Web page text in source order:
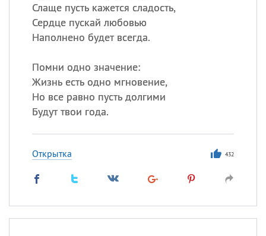
Слаще пусть кажется сладость,
Сердце пускай любовью
Наполнено будет всегда.
Помни одно значение:
Жизнь есть одно мгновение,
Но все равно пусть долгими
Будут твои года.
Открытка 432